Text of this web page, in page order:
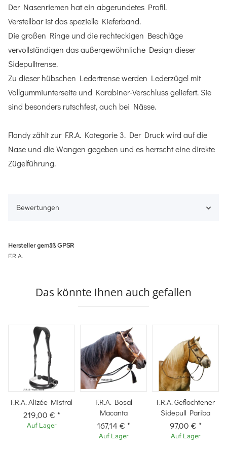
Der Nasenriemen hat ein abgerundetes Profil.
Verstellbar ist das spezielle Kieferband.
Die großen Ringe und die rechteckigen Beschläge
vervollständigen das außergewöhnliche Design dieser
Sidepulltrense.
Zu dieser hübschen Ledertrense werden Lederzügel mit
Vollgummiunterseite und Karabiner-Verschluss geliefert. Sie
sind besonders rutschfest, auch bei Nässe.
Flandy zählt zur F.R.A. Kategorie 3. Der Druck wird auf die
Nase und die Wangen gegeben und es herrscht eine direkte
Zügelführung.
Bewertungen
Hersteller gemäß GPSR
F.R.A.
Das könnte Ihnen auch gefallen
F.R.A. Alizée Mistral
219,00 € *
Auf Lager
F.R.A. Bosal
Macanta
167,14 € *
Auf Lager
F.R.A. Geflochtener
Sidepull Pariba
97,00 € *
Auf Lager